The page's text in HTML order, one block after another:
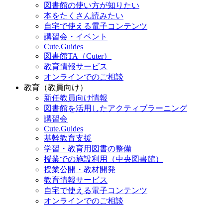
図書館の使い方が知りたい
本をたくさん読みたい
自宅で使える電子コンテンツ
講習会・イベント
Cute.Guides
図書館TA（Cuter）
教育情報サービス
オンラインでのご相談
教育（教員向け）
新任教員向け情報
図書館を活用したアクティブラーニング
講習会
Cute.Guides
基幹教育支援
学習・教育用図書の整備
授業での施設利用（中央図書館）
授業公開・教材開発
教育情報サービス
自宅で使える電子コンテンツ
オンラインでのご相談